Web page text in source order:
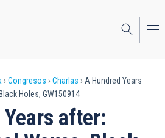
Congresos Charlas
A Hundred Years
Holes, GW150914
after: